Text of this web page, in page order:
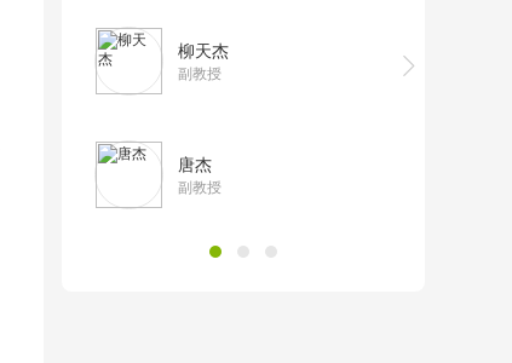
柳天杰
副教授
唐杰
副教授